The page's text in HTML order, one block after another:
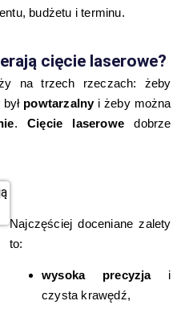
budżetu i terminu.
cięcie laserowe?
na trzech rzeczach: żeby
powtarzalnyi żeby można
. Cięcie laserowe dobrze
Najczęściej doceniane zalety
to:
wysoka precyzjai
czysta krawędź,